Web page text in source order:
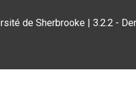
de Sherbrooke |3.2.2 -